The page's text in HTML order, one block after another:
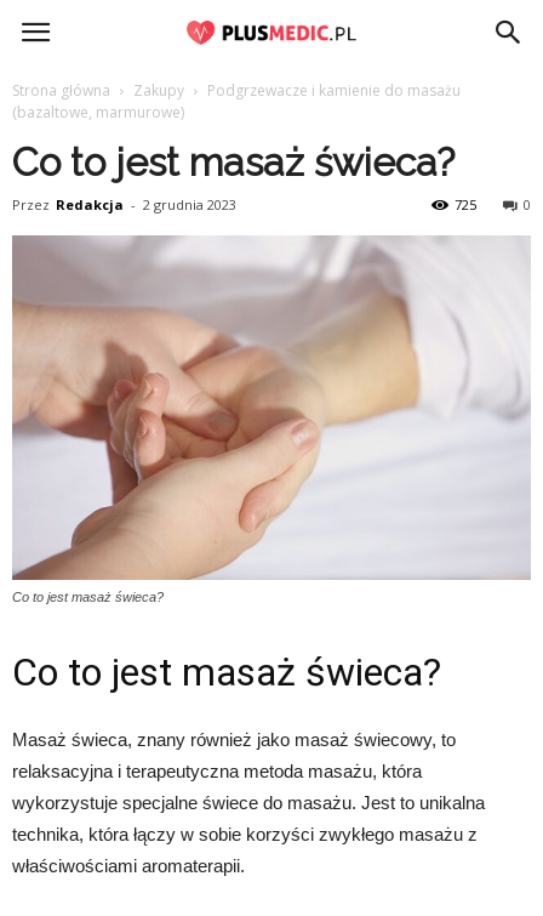
PlusMedic.pl
Strona główna Zakupy
Podgrzewacze i kamienie do masażu
(bazaltowe, marmurowe)
Co to jest masaż świeca?
Przez Redakcja - 2 grudnia 2023 0
725
Co to jest masaż świeca?
Co to jest masaż świeca?
Masaż świeca, znany również jako masaż świecowy, to
relaksacyjna i terapeutyczna metoda masażu, która
wykorzystuje specjalne świece do masażu. Jest to unikalna
technika, która łączy w sobie korzyści zwykłego masażu z
właściwościami aromaterapii.